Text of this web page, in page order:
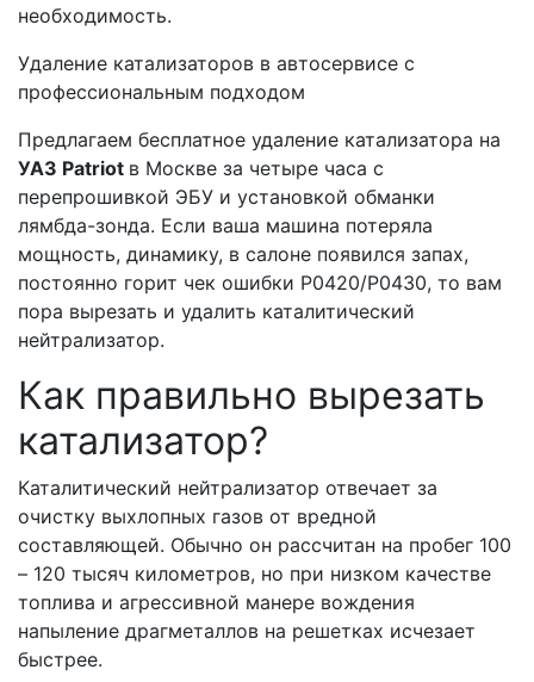
необходимость.
Удаление катализаторов в автосервисе с
профессиональным подходом
Предлагаем бесплатное удаление катализатора на
УАЗ Patriot в Москве за четыре часа с
перепрошивкой ЭБУ и установкой обманки
лямбда-зонда. Если ваша машина потеряла
мощность, динамику, в салоне появился запах,
постоянно горит чек ошибки Р0420/Р0430, то вам
пора вырезать и удалить каталитический
нейтрализатор.
Как правильно вырезать
катализатор?
Каталитический нейтрализатор отвечает за
очистку выхлопных газов от вредной
составляющей. Обычно он рассчитан на пробег 100
– 120 тысяч километров, но при низком качестве
топлива и агрессивной манере вождения
напыление драгметаллов на решетках исчезает
быстрее.